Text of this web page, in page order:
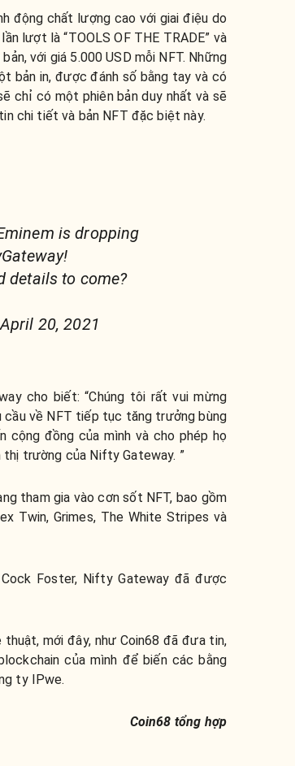
động chất lượng cao với giai điệu do
lượt là “TOOLS OF THE TRADE” và
với giá 5.000 USD mỗi NFT. Những
bản in, được đánh số bằng tay và có
sẽ chỉ có một phiên bản duy nhất và sẽ
chi tiết và bản NFT đặc biệt này.
is dropping
details to come?
20, 2021
cho biết: “Chúng tôi rất vui mừng
cầu về NFT tiếp tục tăng trưởng bùng
đồng của mình và cho phép họ
trường của Nifty Gateway. ”
tham gia vào cơn sốt NFT, bao gồm
Twin, Grimes, The White Stripes và
Foster, Nifty Gateway đã được
mới đây, như Coin68 đã đưa tin,
của mình để biến các bằng
ty IPwe.
Coin68 tổng hợp